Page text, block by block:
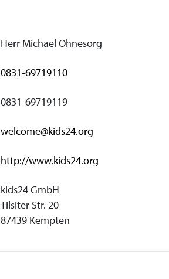
Herr Michael Ohnesorg
0831-69719110
0831-69719119
welcome@kids24.org
http://www.kids24.org
kids24 GmbH
Tilsiter Str. 20
87439 Kempten